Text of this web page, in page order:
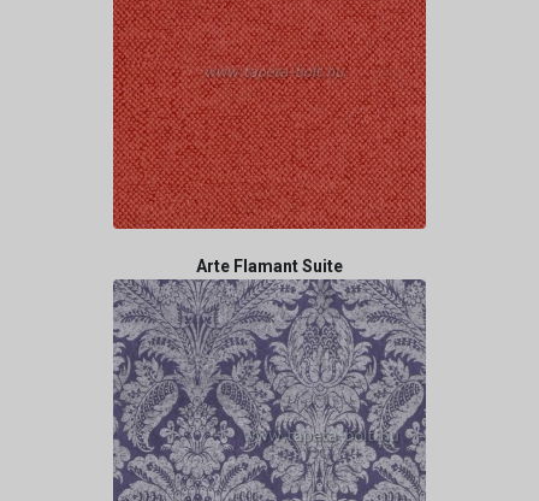
Arte Flamant Suite